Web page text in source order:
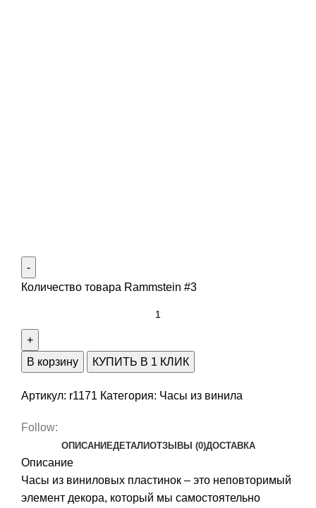
Количество товара Rammstein #3
В корзину КУПИТЬ В 1 КЛИК
Артикул: r1171 Категория: Часы из винила
Follow:
ОПИСАНИЕДЕТАЛИОТЗЫВЫ (0)ДОСТАВКА
Описание
Часы из виниловых пластинок – это неповторимый
элемент декора, который мы самостоятельно